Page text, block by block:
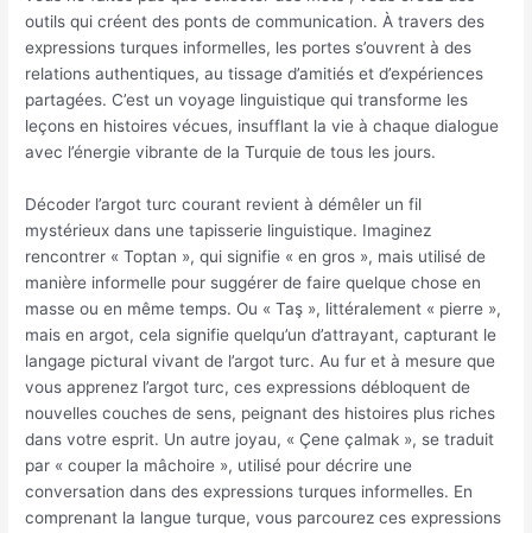
outils qui créent des ponts de communication. À travers des
expressions turques informelles, les portes s’ouvrent à des
relations authentiques, au tissage d’amitiés et d’expériences
partagées. C’est un voyage linguistique qui transforme les
leçons en histoires vécues, insufflant la vie à chaque dialogue
avec l’énergie vibrante de la Turquie de tous les jours.
Décoder l’argot turc courant revient à démêler un fil
mystérieux dans une tapisserie linguistique. Imaginez
rencontrer « Toptan », qui signifie « en gros », mais utilisé de
manière informelle pour suggérer de faire quelque chose en
masse ou en même temps. Ou « Taş », littéralement « pierre »,
mais en argot, cela signifie quelqu’un d’attrayant, capturant le
langage pictural vivant de l’argot turc. Au fur et à mesure que
vous apprenez l’argot turc, ces expressions débloquent de
nouvelles couches de sens, peignant des histoires plus riches
dans votre esprit. Un autre joyau, « Çene çalmak », se traduit
par « couper la mâchoire », utilisé pour décrire une
conversation dans des expressions turques informelles. En
comprenant la langue turque, vous parcourez ces expressions